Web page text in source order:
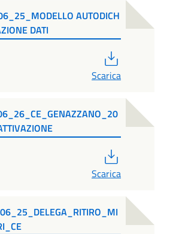
AUTODICH
DATI
Scarica
Scarica